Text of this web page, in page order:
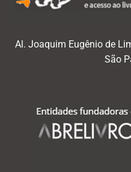
Al. Joaquim Eugênio de
São